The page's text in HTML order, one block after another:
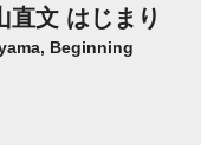
直文 はじまり
Beginning